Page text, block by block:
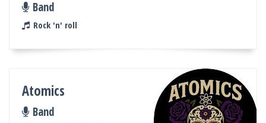
Band
Rock 'n' roll
Atomics
Band